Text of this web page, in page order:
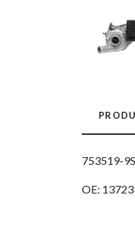
753519-
OE: